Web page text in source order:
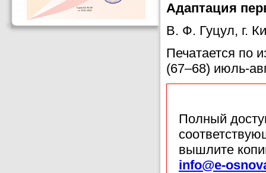
Адаптация
В. Ф. Гуцул, г.
Печатается по
(67–68) июль-
Полный
вышлите
info@e-